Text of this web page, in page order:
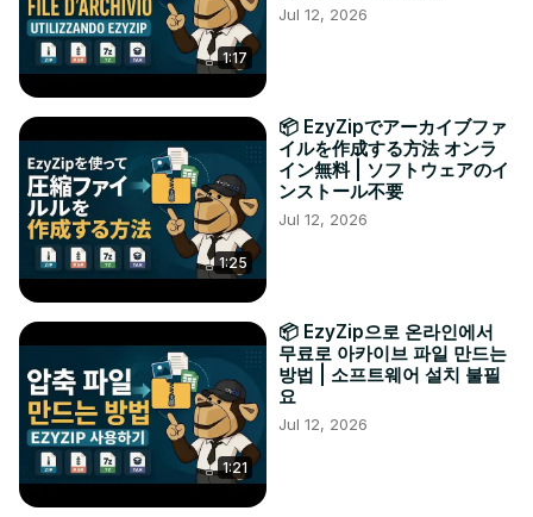
1:17
Jul 12, 2026
1:25
📦 EzyZipでアーカイブファ
イルを作成する方法 オンラ
イン無料 | ソフトウェアのイ
ンストール不要
Jul 12, 2026
1:21
📦 EzyZip으로 온라인에서
무료로 아카이브 파일 만드는
방법 | 소프트웨어 설치 불필
요
Jul 12, 2026